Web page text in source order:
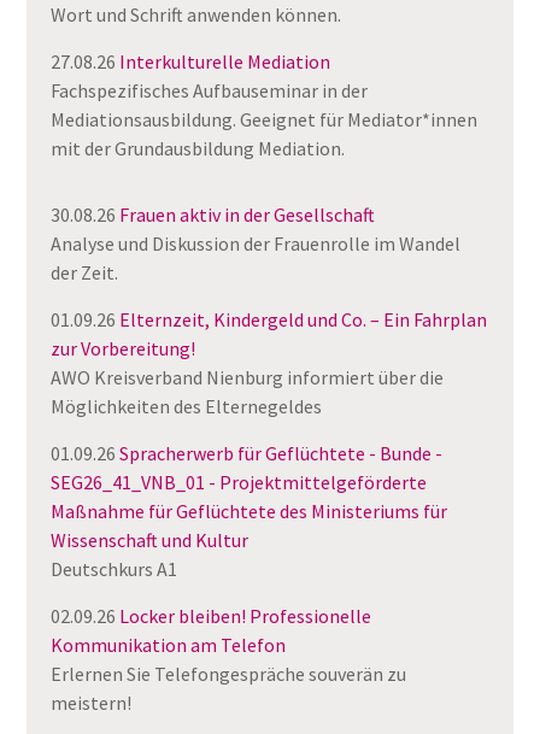
Wort und Schrift anwenden können.
27.08.26 Interkulturelle Mediation
Fachspezifisches Aufbauseminar in der
Mediationsausbildung. Geeignet für Mediator*innen
mit der Grundausbildung Mediation.
30.08.26 Frauen aktiv in der Gesellschaft
Analyse und Diskussion der Frauenrolle im Wandel
der Zeit.
01.09.26 Elternzeit, Kindergeld und Co. – Ein Fahrplan
zur Vorbereitung!
AWO Kreisverband Nienburg informiert über die
Möglichkeiten des Elternegeldes
01.09.26Spracherwerb für Geflüchtete - Bunde -
SEG26_41_VNB_01 - Projektmittelgeförderte
Maßnahme für Geflüchtete des Ministeriums für
Wissenschaft und Kultur
Deutschkurs A1
02.09.26 Locker bleiben! Professionelle
Kommunikation am Telefon
Erlernen Sie Telefongespräche souverän zu
meistern!